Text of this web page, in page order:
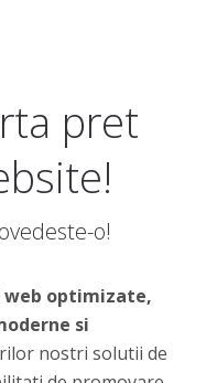
pret
o!
web optimizate,
si
nostri solutii de